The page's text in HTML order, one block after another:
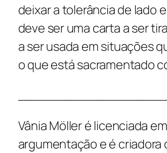
deixar a tolerância de lado
deve ser uma carta a ser
a ser usada em situações
o que está sacramentado
Vânia Mölleré licenciada
argumentação e é